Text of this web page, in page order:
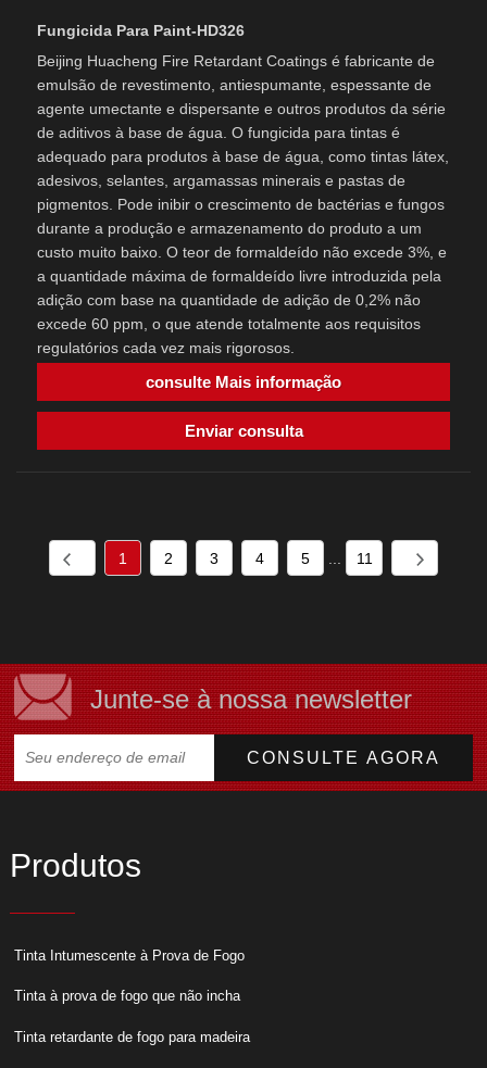
Fungicida Para Paint-HD326
Beijing Huacheng Fire Retardant Coatings é fabricante de
emulsão de revestimento, antiespumante, espessante de
agente umectante e dispersante e outros produtos da série
de aditivos à base de água. O fungicida para tintas é
adequado para produtos à base de água, como tintas látex,
adesivos, selantes, argamassas minerais e pastas de
pigmentos. Pode inibir o crescimento de bactérias e fungos
durante a produção e armazenamento do produto a um
custo muito baixo. O teor de formaldeído não excede 3%, e
a quantidade máxima de formaldeído livre introduzida pela
adição com base na quantidade de adição de 0,2% não
excede 60 ppm, o que atende totalmente aos requisitos
regulatórios cada vez mais rigorosos.
consulte Mais informação
Enviar consulta
1 2 3 4 5 ... 11
Junte-se à nossa newsletter
Produtos
Tinta Intumescente à Prova de Fogo
Tinta à prova de fogo que não incha
Tinta retardante de fogo para madeira